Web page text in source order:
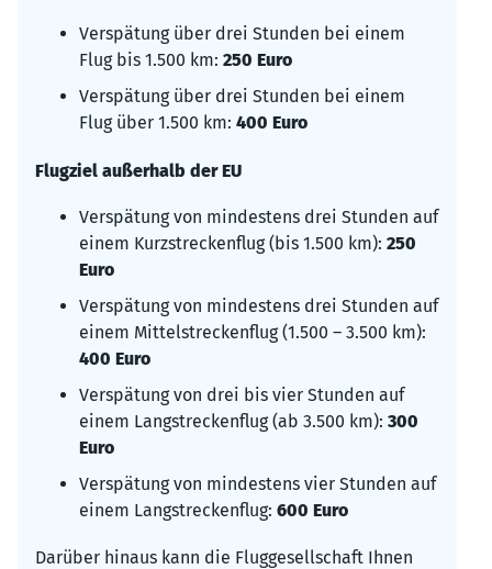
Verspätung über drei Stunden bei einem
Flug bis 1.500 km: 250 Euro
Verspätung über drei Stunden bei einem
Flug über 1.500 km: 400 Euro
Flugziel außerhalb der EU
Verspätung von mindestens drei Stunden auf
einem Kurzstreckenflug (bis 1.500 km): 250
Euro
Verspätung von mindestens drei Stunden auf
einem Mittelstreckenflug (1.500 – 3.500 km):
400 Euro
Verspätung von drei bis vier Stunden auf
einem Langstreckenflug (ab 3.500 km): 300
Euro
Verspätung von mindestens vier Stunden auf
einem Langstreckenflug: 600 Euro
Darüber hinaus kann die Fluggesellschaft Ihnen